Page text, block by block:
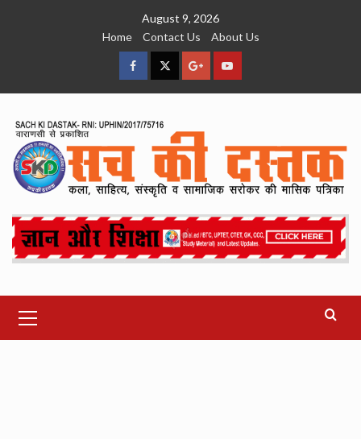
August 9, 2026
Home
Contact Us About Us
facebookTwitterGoogleYouTube
Menu